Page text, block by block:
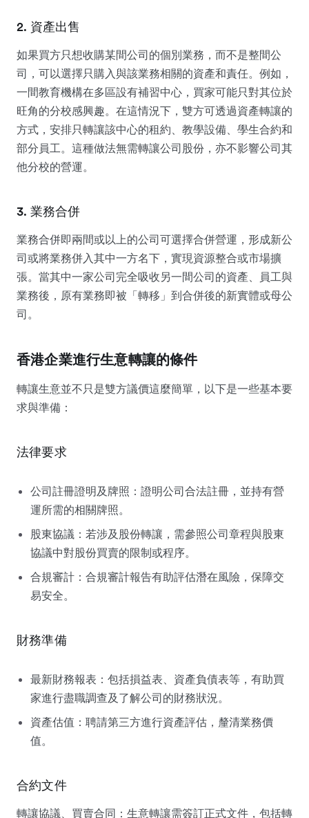
2. 資產出售
如果買方只想收購某間公司的個別業務，而不是整間公
司，可以選擇只購入與該業務相關的資產和責任。例如，
一間教育機構在多區設有補習中心，買家可能只對其位於
旺角的分校感興趣。在這情況下，雙方可透過資產轉讓的
方式，安排只轉讓該中心的租約、教學設備、學生合約和
部分員工。這種做法無需轉讓公司股份，亦不影響公司其
他分校的營運。
3. 業務合併
業務合併即兩間或以上的公司可選擇合併營運，形成新公
司或將業務併入其中一方名下，實現資源整合或市場擴
張。當其中一家公司完全吸收另一間公司的資產、員工與
業務後，原有業務即被「轉移」到合併後的新實體或母公
司。
香港企業進行生意轉讓的條件
轉讓生意並不只是雙方議價這麼簡單，以下是一些基本要
求與準備：
法律要求
公司註冊證明及牌照：證明公司合法註冊，並持有營
運所需的相關牌照。
股東協議：若涉及股份轉讓，需參照公司章程與股東
協議中對股份買賣的限制或程序。
合規審計：合規審計報告有助評估潛在風險，保障交
易安全。
財務準備
最新財務報表：包括損益表、資產負債表等，有助買
家進行盡職調查及了解公司的財務狀況。
資產估值：聘請第三方進行資產評估，釐清業務價
值。
合約文件
轉讓協議、買賣合同：生意轉讓需簽訂正式文件，包括轉